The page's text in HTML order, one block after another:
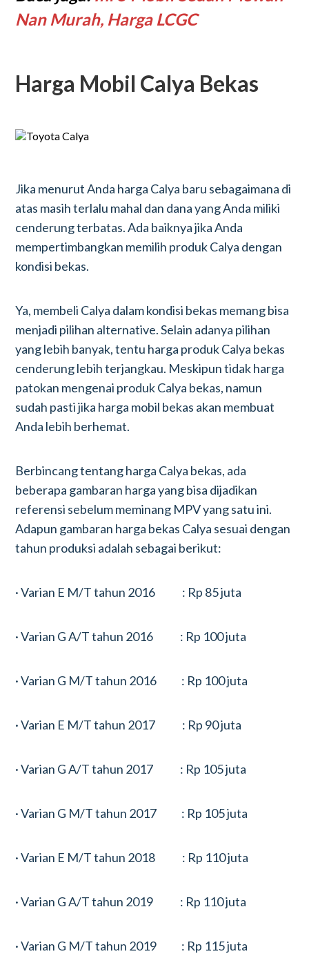
Nan Murah, Harga LCGC
Harga Mobil Calya Bekas
Jika menurut Anda harga Calya baru sebagaimana di
atas masih terlalu mahal dan dana yang Anda miliki
cenderung terbatas. Ada baiknya jika Anda
mempertimbangkan memilih produk Calya dengan
kondisi bekas.
Ya, membeli Calya dalam kondisi bekas memang bisa
menjadi pilihan alternative. Selain adanya pilihan
yang lebih banyak, tentu harga produk Calya bekas
cenderung lebih terjangkau. Meskipun tidak harga
patokan mengenai produk Calya bekas, namun
sudah pasti jika harga mobil bekas akan membuat
Anda lebih berhemat.
Berbincang tentang harga Calya bekas, ada
beberapa gambaran harga yang bisa dijadikan
referensi sebelum meminang MPV yang satu ini.
Adapun gambaran harga bekas Calya sesuai dengan
tahun produksi adalah sebagai berikut:
· Varian E M/T tahun 2016 : Rp 85 juta
· Varian G A/T tahun 2016 : Rp 100 juta
· Varian G M/T tahun 2016 : Rp 100 juta
· Varian E M/T tahun 2017 : Rp 90 juta
· Varian G A/T tahun 2017 : Rp 105 juta
· Varian G M/T tahun 2017 : Rp 105 juta
· Varian E M/T tahun 2018 : Rp 110 juta
· Varian G A/T tahun 2019 : Rp 110 juta
· Varian G M/T tahun 2019 : Rp 115 juta